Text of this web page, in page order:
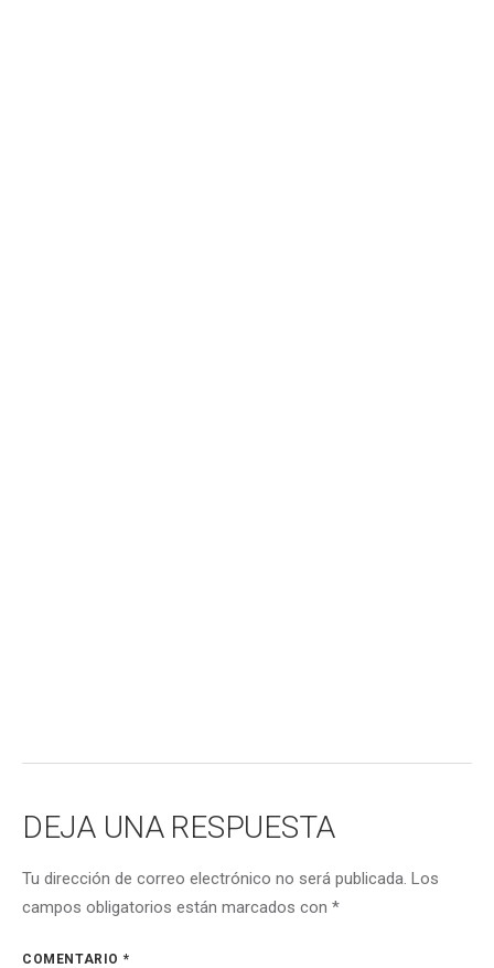
DEJA UNA RESPUESTA
Tu dirección de correo electrónico no será publicada. Los
campos obligatorios están marcados con *
COMENTARIO *